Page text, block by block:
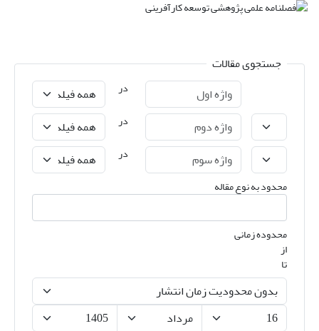
جستجوی مقالات
در
در
در
محدود به نوع مقاله
محدوده زمانی
از
تا